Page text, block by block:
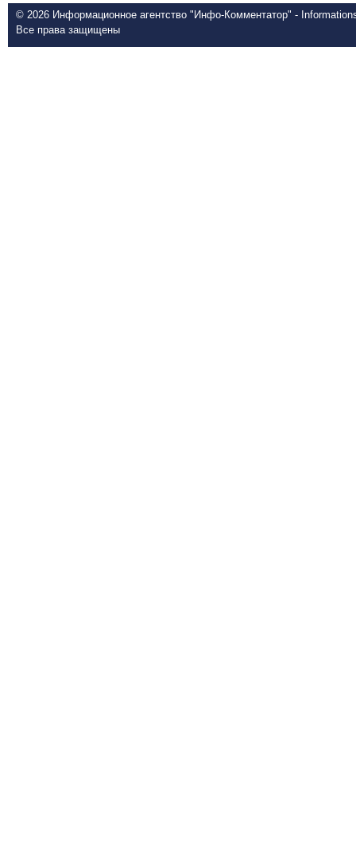
© 2026 Информационное агентство "Инфо-Комментатор" -
Все права защищены